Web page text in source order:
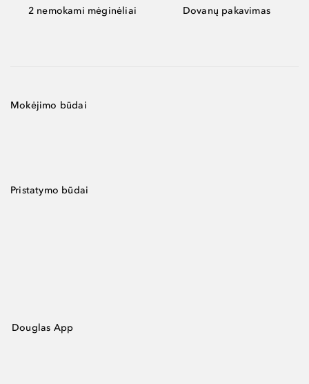
2 nemokami mėginėliai Dovanų pakavimas
Mokėjimo būdai
Pristatymo būdai
Douglas App